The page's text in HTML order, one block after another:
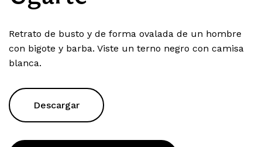
Retrato de busto y de forma ovalada de un hombre
con bigote y barba. Viste un terno negro con camisa
blanca.
Descargar